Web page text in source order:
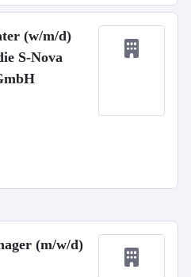
(w/m/d)
S-Nova
(m/w/d)